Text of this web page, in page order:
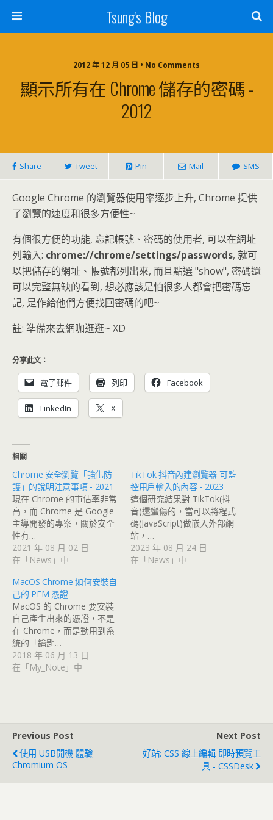
Tsung's Blog
2012 年 12 月 05 日 • No Comments
顯示所有在 Chrome 儲存的密碼 -
2012
Share Tweet Pin Mail SMS
Google Chrome 的瀏覽器使用率逐步上升, Chrome 提供
了瀏覽的速度和很多方便性~
有個很方便的功能, 忘記帳號、密碼的使用者, 可以在網址
列輸入: chrome://chrome/settings/passwords, 就可
以把儲存的網址、帳號都列出來, 而且點選 "show", 密碼還
可以完整無缺的看到, 想必應該是怕很多人都會把密碼忘
記, 是作給他們方便找回密碼的吧~
註: 準備來去網咖逛逛~ XD
分享此文：
電子郵件 列印 Facebook
LinkedIn X
相關
Chrome 安全瀏覽「強化防
護」的說明注意事項 - 2021
現在 Chrome 的市佔率非常
高，而 Chrome 是 Google
主導開發的專案，關於安全
性有…
2021 年 08 月 02 日
在「News」中
TikTok 抖音內建瀏覽器 可監
控用戶輸入的內容 - 2023
這個研究結果對 TikTok(抖
音)還蠻傷的，當可以將程式
碼(JavaScript)做嵌入外部網
站，…
2023 年 08 月 24 日
在「News」中
MacOS Chrome 如何安裝自
己的 PEM 憑證
MacOS 的 Chrome 要安裝
自己產生出來的憑證，不是
在 Chrome，而是動用到系
統的「鑰匙…
2018 年 06 月 13 日
在「My_Note」中
Previous Post
使用 USB開機 體驗
Chromium OS
Next Post
好站: CSS 線上編輯 即時預覽工
具 - CSSDesk